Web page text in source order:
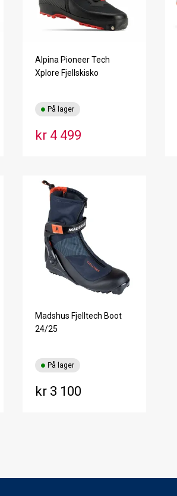
Alpina Pioneer Tech
Xplore Fjellskisko
kr 4 499
På lager
Madshus Fjelltech Boot
24/25
kr 3 100
På lager